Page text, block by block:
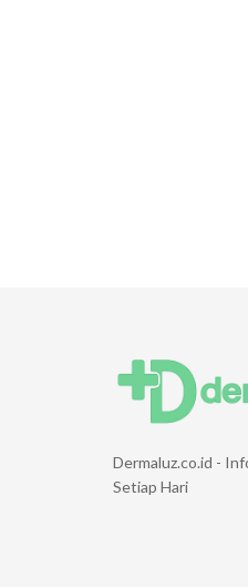
Dermaluz.co.id -
Setiap Hari